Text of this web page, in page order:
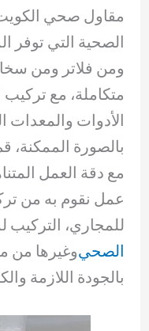
مقاول صحي الكويت
الصحية التي توفر
ومن فلاتر ومن
متكاملة، مع
الأدوات والمعدات
بالصورة الممكنة،
مع دقة العمل
عمل نقوم به من
للمجاري، التركيب
الصحيوغيرها من
بالجودة اللازمة